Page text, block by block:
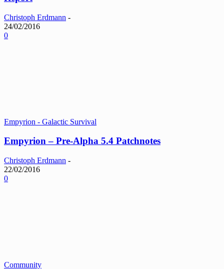
Christoph Erdmann -
24/02/2016
0
Empyrion - Galactic Survival
Empyrion – Pre-Alpha 5.4 Patchnotes
Christoph Erdmann -
22/02/2016
0
Community